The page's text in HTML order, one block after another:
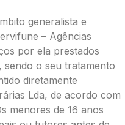
PayPal
de imediato
generalista e
– Agências
por ela prestados
sendo o seu tratamento
diretamente
Lda, de acordo com
menores de 16 anos